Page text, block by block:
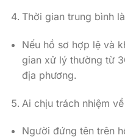
Thời gian trung bình
Nếu hồ sơ hợp lệ và
gian xử lý thường từ
địa phương.
Ai chịu trách nhiệm
Người đứng tên trên